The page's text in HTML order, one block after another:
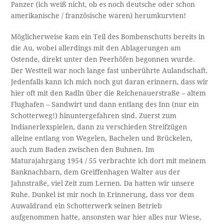
Panzer (ich weiß nicht, ob es noch deutsche oder schon
amerikanische / französische waren) herumkurvten!
Möglicherweise kam ein Teil des Bombenschutts bereits in
die Au, wobei allerdings mit den Ablagerungen am
Ostende, direkt unter den Peerhöfen begonnen wurde.
Der Westteil war noch lange fast unberührte Aulandschaft.
Jedenfalls kann ich mich noch gut daran erinnern, dass wir
hier oft mit den Radln über die Reichenauerstraße – altem
Flughafen – Sandwirt und dann entlang des Inn (nur ein
Schotterweg!) hinuntergefahren sind. Zuerst zum
Indianerlexspielen, dann zu verschieden Streifzügen
alleine entlang von Wegelen, Bachelen und Brückelen,
auch zum Baden zwischen den Buhnen. Im
Maturajahrgang 1954 / 55 verbrachte ich dort mit meinem
Banknachbarn, dem Greiffenhagen Walter aus der
Jahnstraße, viel Zeit zum Lernen. Da hatten wir unsere
Ruhe. Dunkel ist mir noch in Erinnerung, dass vor dem
Auwaldrand ein Schotterwerk seinen Betrieb
aufgenommen hatte, ansonsten war hier alles nur Wiese,